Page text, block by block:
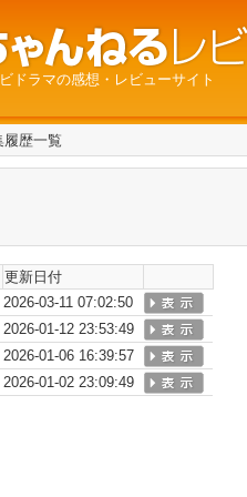
ドラマの感想・レビューサイト
履歴一覧
更新日付
2026-03-11 07:02:50
2026-01-12 23:53:49
2026-01-06 16:39:57
2026-01-02 23:09:49